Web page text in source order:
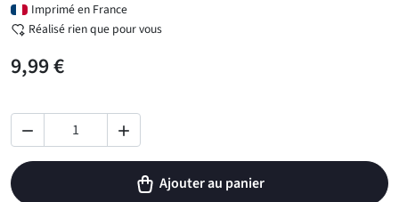
Imprimé en France
Réalisé rien que pour vous
9,99 €
 
Ajouter au panier